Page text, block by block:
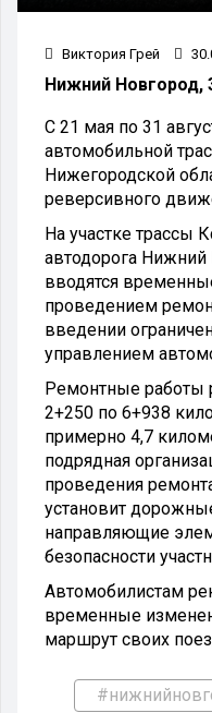
Виктория Грей
Нижний Новгород,
С 21 мая по 31
автомобильной
Нижегородской
реверсивного
На участке трассы
автодорога
вводятся
проведением
введении
управлением
Ремонтные работы
2+250 по 6+938
примерно 4,7
подрядная
проведения
установит
направляющие
безопасности
Автомобилистам
временные
маршрут своих